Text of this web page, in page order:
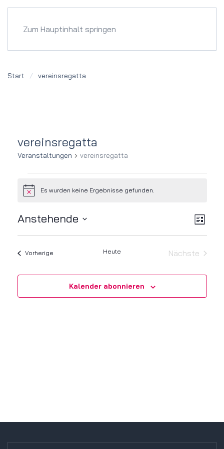
Zum Hauptinhalt springen
Start vereinsregatta
vereinsregatta
Veranstaltungen vereinsregatta
Veranstaltungen
HinweisEs wurden keine Ergebnisse gefunden.
Liste
Anstehende
Datum
VorherigeVeranstaltungen Heute
Nächste
Kalender abonnieren